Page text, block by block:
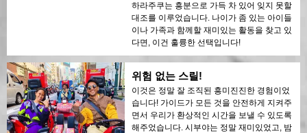
하라주쿠는 흥분으로 가득 차 있어 잊지 못할
대조를 이루었습니다. 나이가 좀 있는 아이들
이나 가족과 함께할 재미있는 활동을 찾고 있
다면, 이건 훌륭한 선택입니다!
위험 없는 스릴!
이것은 정말 잘 조직된 흥미진진한 경험이었
습니다! 가이드가 모든 것을 안전하게 지켜주
면서 우리가 환상적인 시간을 보낼 수 있도록
해주었습니다. 시부야는 정말 재미있었고, 밤